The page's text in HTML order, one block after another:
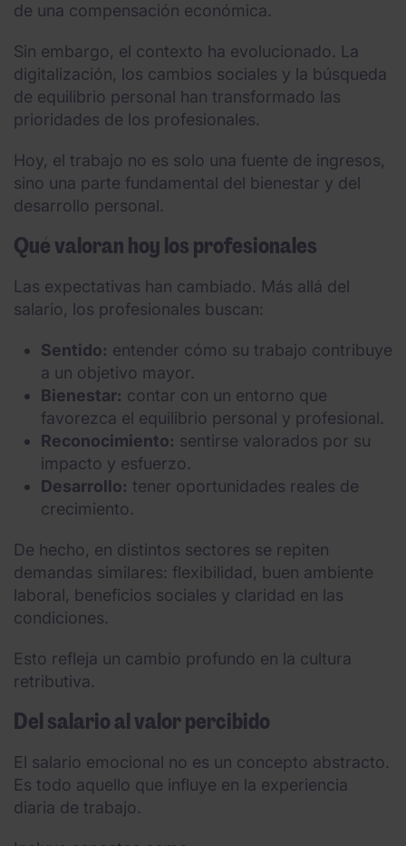
de una compensación económica.
Sin embargo, el contexto ha evolucionado. La
digitalización, los cambios sociales y la búsqueda
de equilibrio personal han transformado las
prioridades de los profesionales.
Hoy, el trabajo no es solo una fuente de ingresos,
sino una parte fundamental del bienestar y del
desarrollo personal.
Qué valoran hoy los profesionales
Las expectativas han cambiado. Más allá del
salario, los profesionales buscan:
Sentido: entender cómo su trabajo contribuye
a un objetivo mayor.
Bienestar: contar con un entorno que
favorezca el equilibrio personal y profesional.
Reconocimiento: sentirse valorados por su
impacto y esfuerzo.
Desarrollo: tener oportunidades reales de
crecimiento.
De hecho, en distintos sectores se repiten
demandas similares: flexibilidad, buen ambiente
laboral, beneficios sociales y claridad en las
condiciones.
Esto refleja un cambio profundo en la cultura
retributiva.
Del salario al valor percibido
El salario emocional no es un concepto abstracto.
Es todo aquello que influye en la experiencia
diaria de trabajo.